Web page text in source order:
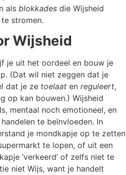
als blokkades die Wijsheid
stromen.
Wijsheid
je uit het oordeel en bouw je
(Dat wil niet zeggen dat je
dat je ze toelaat en reguleert,
op kan bouwen.) Wijsheid
mentaal noch emotioneel, en
te beïnvloeden. In
je mondkapje op te zetten
te lopen, of uit een
‘verkeerd’ of zelfs niet te
niet Wijs, want je handelt